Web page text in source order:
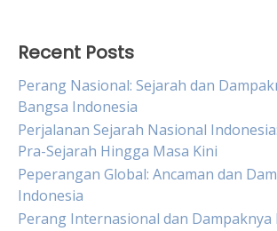
Recent Posts
Perang Nasional: Sejarah dan
Bangsa Indonesia
Perjalanan Sejarah Nasional
Pra-Sejarah Hingga Masa Kini
Peperangan Global: Ancaman dan
Indonesia
Perang Internasional dan Dampaknya